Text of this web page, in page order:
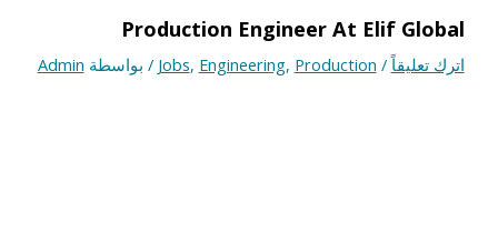
Production Engineer At Elif Global
اترك تعليقاً /
Jobs, Engineering, Production / بواسطة Admin